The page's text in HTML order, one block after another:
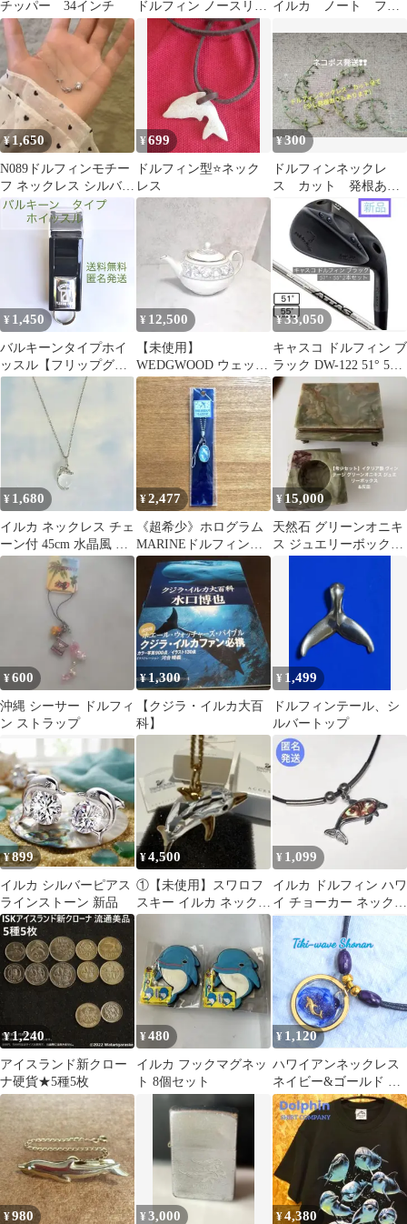
チッパー 34インチ
ドルフィン ノースリー
ブ Tシャツ 白 XL
イルカ ノート ファ
ルハンカチ
¥1,650
N089ドルフィンモチー
フ ネックレス シルバー
小ぶり かわいい シンプ
ル日常
¥699
ドルフィン型⭐ネック
レス
¥300
ドルフィンネックレ
ス カット 発根あり
含む 多肉植物 ハン
ギング❀
¥ 1,450
バルキーンタイプホイ
ッスル【フリップグリ
ップ・紐・マウスグリ
ップ付】
¥ 12,500
【未使用】
WEDGWOOD ウェッジ
ウッド ドルフィン ティ
ーポット Lサイズ
¥33,050
キャスコ ドルフィン ブ
ラック DW-122 51° 55°
ATTAS
¥ 1,680
イルカ ネックレス チェ
ーン付 45cm 水晶風 丸
玉 マリン モフトップ
¥2,477
《超希少》ホログラム
MARINEドルフィンス
トラップ 『元カ
レ』 イルカ 堂本剛
¥15,000
天然石 グリーンオニキ
ス ジュエリーボックス
¥600
沖縄 シーサー ドルフィ
ン ストラップ
¥1,300
【クジラ・イルカ大百
科】
¥ 1,499
ドルフィンテール、シ
ルバートップ
¥899
イルカ シルバーピアス
ラインストーン 新品
¥4,500
①【未使用】スワロフ
スキー イルカ ネックレ
ス✨ SWAROVSKI クリ
¥ 1,099
イルカ ドルフィン ハワ
イ チョーカー ネックレ
ス
¥1,240
アイスランド新クロー
ナ硬貨★5種5枚
¥480
イルカ フックマグネッ
ト 8個セット
¥ 1,120
ハワイアンネックレス
ネイビー&ゴールド ラ
ウンド ドルフィン 2重
コットン紐 D-252
¥980 ¥3,000 ¥4,380